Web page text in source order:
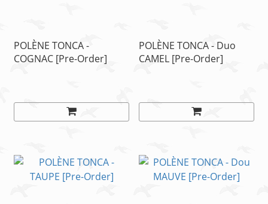
POLÈNE TONCA -
COGNAC [Pre-Order]
POLÈNE TONCA - Duo
CAMEL [Pre-Order]